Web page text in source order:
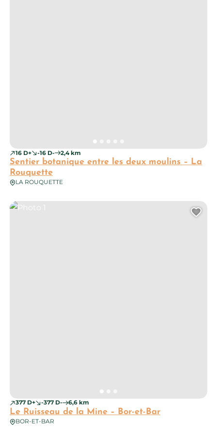
16 D+ -16 D- 2,4 km
Sentier botanique entre les deux moulins – La
Rouquette
LA ROUQUETTE
377 D+ -377 D- 6,6 km
Le Ruisseau de la Mine – Bor-et-Bar
BOR-ET-BAR
Photo 1